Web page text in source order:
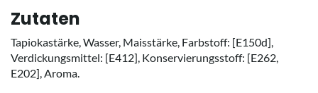
Zutaten
Tapiokastärke, Wasser, Maisstärke, Farbstoff: [E150d],
Verdickungsmittel: [E412], Konservierungsstoff: [E262,
E202], Aroma.